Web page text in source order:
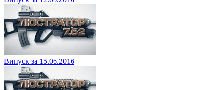
Випуск за 15.06.2016